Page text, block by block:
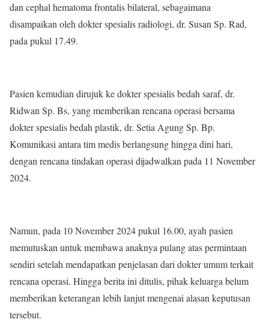
dan cephal hematoma frontalis bilateral, sebagaimana
disampaikan oleh dokter spesialis radiologi, dr. Susan Sp. Rad,
pada pukul 17.49.
Pasien kemudian dirujuk ke dokter spesialis bedah saraf, dr.
Ridwan Sp. Bs, yang memberikan rencana operasi bersama
dokter spesialis bedah plastik, dr. Setia Agung Sp. Bp.
Komunikasi antara tim medis berlangsung hingga dini hari,
dengan rencana tindakan operasi dijadwalkan pada 11 November
2024.
Namun, pada 10 November 2024 pukul 16.00, ayah pasien
memutuskan untuk membawa anaknya pulang atas permintaan
sendiri setelah mendapatkan penjelasan dari dokter umum terkait
rencana operasi. Hingga berita ini ditulis, pihak keluarga belum
memberikan keterangan lebih lanjut mengenai alasan keputusan
tersebut.